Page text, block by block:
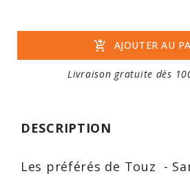
add_shopping_cart AJOUTER AU
Livraison gratuite dès
DESCRIPTION
Les préférés de Touz -